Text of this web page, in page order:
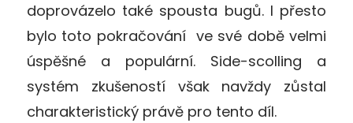
doprovázelo také spousta bugů. I přesto
bylo toto pokračování ve své době velmi
úspěšné a populární. Side-scolling a
systém zkušeností však navždy zůstal
charakteristický právě pro tento díl.